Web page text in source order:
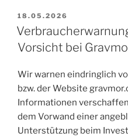
gegen
EGIDO
GmbH:
Landgericht
Hamburg
verpflichtet
zur
Übertragung
VERÖFFENTLICHT
AM
18.05.2026
Vorsicht bei
Wir warnen eindringlich
bzw. der Website
Informationen
dem Vorwand einer
Unterstützung beim